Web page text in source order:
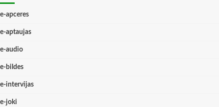
e-apceres
e-aptaujas
e-audio
e-bildes
e-intervijas
e-joki